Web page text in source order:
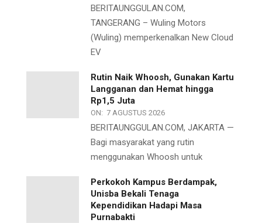
BERITAUNGGULAN.COM,
TANGERANG – Wuling Motors
(Wuling) memperkenalkan New Cloud
EV
Rutin Naik Whoosh, Gunakan Kartu
Langganan dan Hemat hingga
Rp1,5 Juta
ON: 7 AGUSTUS 2026
BERITAUNGGULAN.COM, JAKARTA —
Bagi masyarakat yang rutin
menggunakan Whoosh untuk
Perkokoh Kampus Berdampak,
Unisba Bekali Tenaga
Kependidikan Hadapi Masa
Purnabakti